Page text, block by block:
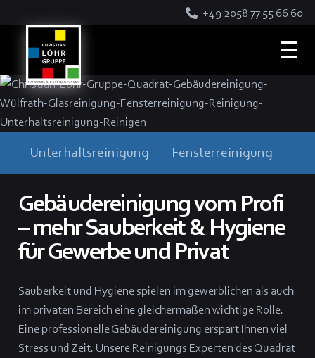
+49 2058 77 55 66 60
Unterhaltsreinigung Fensterreinigung
Gebäudereinigung vom Profi
– mehr Sauberkeit & Hygiene
für Gewerbe und Privat
Sauberkeit und Hygiene spielen im gewerblichen als auch
im privaten Bereich eine gleichermaßen wichtige Rolle.
Eine professionelle Gebäudereinigung erspart Ihnen viel
Stress und Zeit. Unsere Reinigungs Experten des Quadrat